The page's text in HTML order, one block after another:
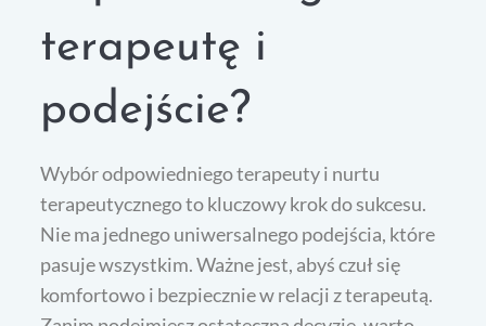
terapeutę i
podejście?
Wybór odpowiedniego terapeuty i nurtu
terapeutycznego to kluczowy krok do sukcesu.
Nie ma jednego uniwersalnego podejścia, które
pasuje wszystkim. Ważne jest, abyś czuł się
komfortowo i bezpiecznie w relacji z terapeutą.